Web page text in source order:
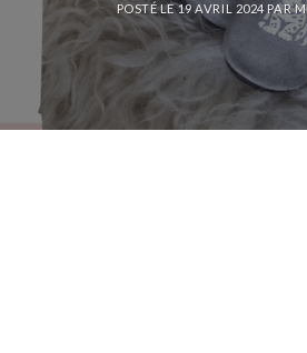
POSTÉ LE19 AVRIL 2024 PAR